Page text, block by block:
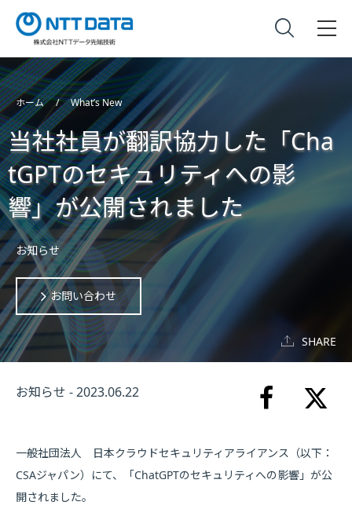
ホーム What’s New
当社社員が翻訳協力した「Cha
tGPTのセキュリティへの影
響」が公開されました
お知らせ
お問い合わせ
SHARE
お知らせ - 2023.06.22
一般社団法人 日本クラウドセキュリティアライアンス（以下：
CSAジャパン）にて、「ChatGPTのセキュリティへの影響」が公
開されました。